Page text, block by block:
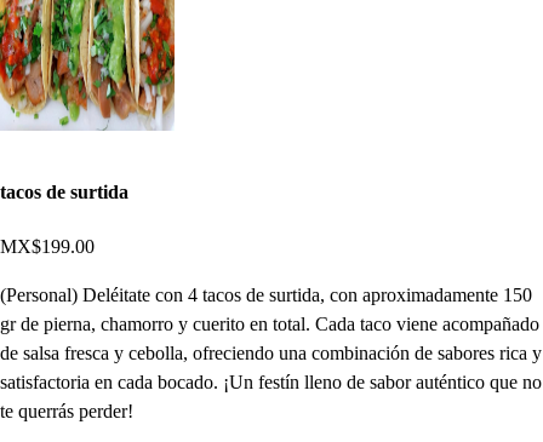
tacos de surtida
MX$199.00
(Personal) Deléitate con 4 tacos de surtida, con aproximadamente 150
gr de pierna, chamorro y cuerito en total. Cada taco viene acompañado
de salsa fresca y cebolla, ofreciendo una combinación de sabores rica y
satisfactoria en cada bocado. ¡Un festín lleno de sabor auténtico que no
te querrás perder!